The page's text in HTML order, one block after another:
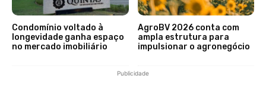
Condomínio voltado à
longevidade ganha espaço
no mercado imobiliário
AgroBV 2026 conta com
ampla estrutura para
impulsionar o agronegócio
Publicidade